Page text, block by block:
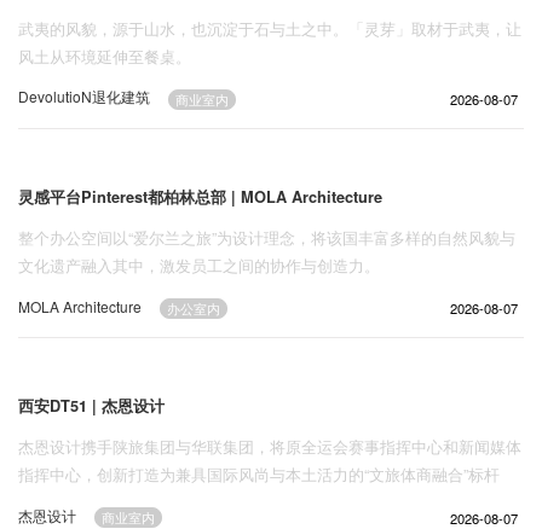
武夷的风貌，源于山水，也沉淀于石与土之中。「灵芽」取材于武夷，让
风土从环境延伸至餐桌。
DevolutioN退化建筑 商业室内 2026-08-07
灵感平台Pinterest都柏林总部 | MOLA Architecture
整个办公空间以“爱尔兰之旅”为设计理念，将该国丰富多样的自然风貌与
文化遗产融入其中，激发员工之间的协作与创造力。
MOLA Architecture 办公室内 2026-08-07
西安DT51 | 杰恩设计
杰恩设计携手陕旅集团与华联集团，将原全运会赛事指挥中心和新闻媒体
指挥中心，创新打造为兼具国际风尚与本土活力的“文旅体商融合”标杆
——西安DT51。
杰恩设计 商业室内 2026-08-07